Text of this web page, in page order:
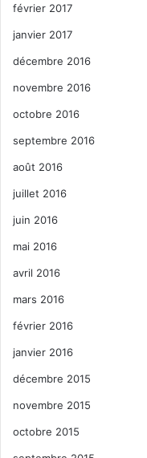
février 2017
janvier 2017
décembre 2016
novembre 2016
octobre 2016
septembre 2016
août 2016
juillet 2016
juin 2016
mai 2016
avril 2016
mars 2016
février 2016
janvier 2016
décembre 2015
novembre 2015
octobre 2015